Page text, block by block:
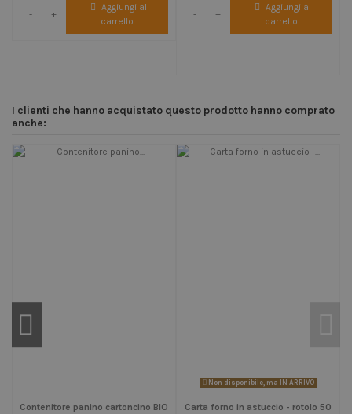
- +
Aggiungi al
carrello
- +
Aggiungi al
carrello
I clienti che hanno acquistato questo prodotto hanno comprato
anche:
Contenitore panino cartoncino BIO
Non disponibile, ma IN ARRIVO
Carta forno in astuccio - rotolo 50